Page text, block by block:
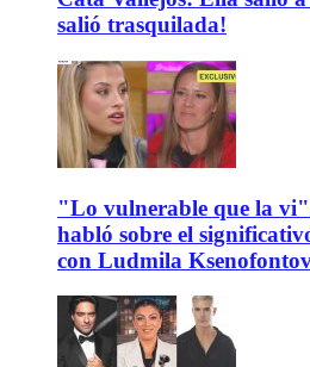
salió trasquilada!
"Lo vulnerable que la
habló sobre el
con Ludmila